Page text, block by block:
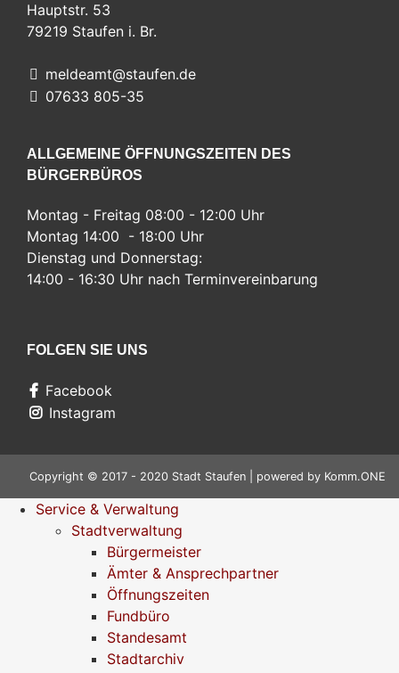
Hauptstr. 53
79219 Staufen i. Br.
meldeamt@staufen.de
07633 805-35
ALLGEMEINE ÖFFNUNGSZEITEN DES
BÜRGERBÜROS
Montag - Freitag 08:00 - 12:00 Uhr
Montag 14:00 - 18:00 Uhr
Dienstag und Donnerstag:
14:00 - 16:30 Uhr nach Terminvereinbarung
FOLGEN SIE UNS
Facebook
Instagram
Copyright © 2017 - 2020 Stadt Staufen | powered by Komm.ONE
Service & Verwaltung
Stadtverwaltung
Bürgermeister
Ämter & Ansprechpartner
Öffnungszeiten
Fundbüro
Standesamt
Stadtarchiv